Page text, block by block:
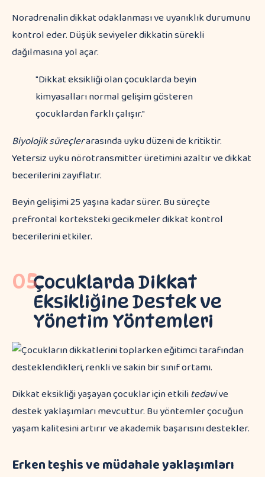
Noradrenalin dikkat odaklanması ve uyanıklık durumunu
kontrol eder. Düşük seviyeler dikkatin sürekli
dağılmasına yol açar.
"Dikkat eksikliği olan çocuklarda beyin
kimyasalları normal gelişim gösteren
çocuklardan farklı çalışır."
Biyolojik süreçlerarasında uyku düzeni de kritiktir.
Yetersiz uyku nörotransmitter üretimini azaltır ve dikkat
becerilerini zayıflatır.
Beyin gelişimi 25 yaşına kadar sürer. Bu süreçte
prefrontal korteksteki gecikmeler dikkat kontrol
becerilerini etkiler.
05Çocuklarda Dikkat
Eksikliğine Destek ve
Yönetim Yöntemleri
Dikkat eksikliği yaşayan çocuklar için etkilitedavive
destek yaklaşımları mevcuttur. Bu yöntemler çocuğun
yaşam kalitesini artırır ve akademik başarısını destekler.
Erken teşhis ve müdahale yaklaşımları